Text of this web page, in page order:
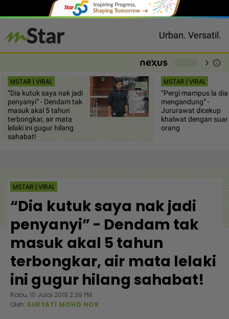
Urban. Versatil.
chevron_right info
MSTAR | VIRAL
“Dia kutuk saya nak jadi
penyanyi” - Dendam tak
masuk akal 5 tahun
terbongkar, air mata
lelaki ini gugur hilang
sahabat!
MSTAR | VIRAL
“Pergi mampus la dia
mengandung” -
Jururawat dicekup
khalwat dengan
orang
MSTAR | VIRAL
“Dia kutuk saya nak jadi
penyanyi” - Dendam tak
masuk akal 5 tahun
terbongkar, air mata lelaki
ini gugur hilang sahabat!
Rabu, 10 Julai 2019 2:39 PM
Oleh: SURYATI MOHD NOR